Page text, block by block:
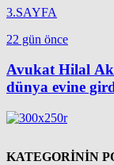
3.SAYFA
22 gün önce
Avukat Hilal
dünya evine
KATEGORİNİN